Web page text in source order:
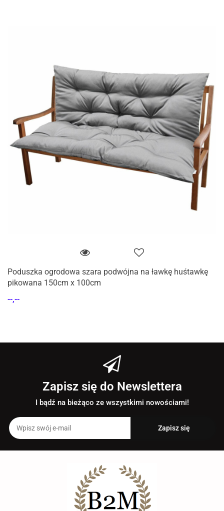
Poduszka ogrodowa szara podwójna na ławkę huśtawkę
pikowana 150cm x 100cm
--,--
Zapisz się do Newslettera
I bądź na bieżąco ze wszystkimi nowościami!